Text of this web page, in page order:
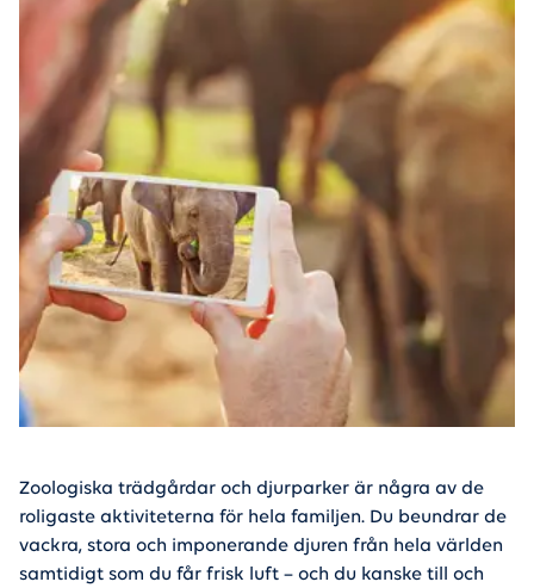
Zoologiska trädgårdar och djurparker är några av de
roligaste aktiviteterna för hela familjen. Du beundrar de
vackra, stora och imponerande djuren från hela världen
samtidigt som du får frisk luft – och du kanske till och